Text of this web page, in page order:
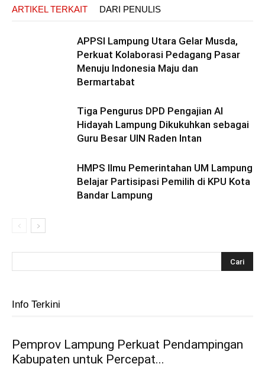
ARTIKEL TERKAIT DARI PENULIS
APPSI Lampung Utara Gelar Musda,
Perkuat Kolaborasi Pedagang Pasar
Menuju Indonesia Maju dan
Bermartabat
Tiga Pengurus DPD Pengajian Al
Hidayah Lampung Dikukuhkan sebagai
Guru Besar UIN Raden Intan
HMPS Ilmu Pemerintahan UM Lampung
Belajar Partisipasi Pemilih di KPU Kota
Bandar Lampung
Info Terkini
Pemprov Lampung Perkuat Pendampingan
Kabupaten untuk Percepat...